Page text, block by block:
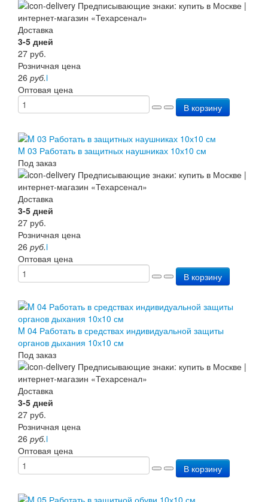
Доставка
3-5 дней
27 руб.
Розничная цена
26 руб.i
Оптовая цена
В корзину
M 03 Работать в защитных наушниках 10х10 см
Под заказ
Доставка
3-5 дней
27 руб.
Розничная цена
26 руб.i
Оптовая цена
В корзину
M 04 Работать в средствах индивидуальной защиты
органов дыхания 10х10 см
Под заказ
Доставка
3-5 дней
27 руб.
Розничная цена
26 руб.i
Оптовая цена
В корзину